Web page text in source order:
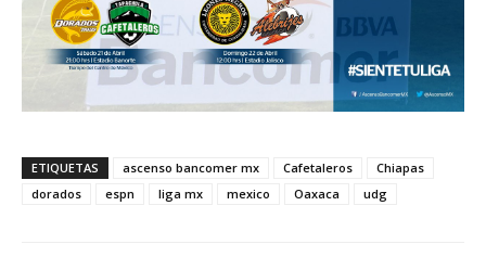
ETIQUETAS ascenso bancomer mx Cafetaleros
Chiapas
dorados
espn liga mx mexico Oaxaca udg